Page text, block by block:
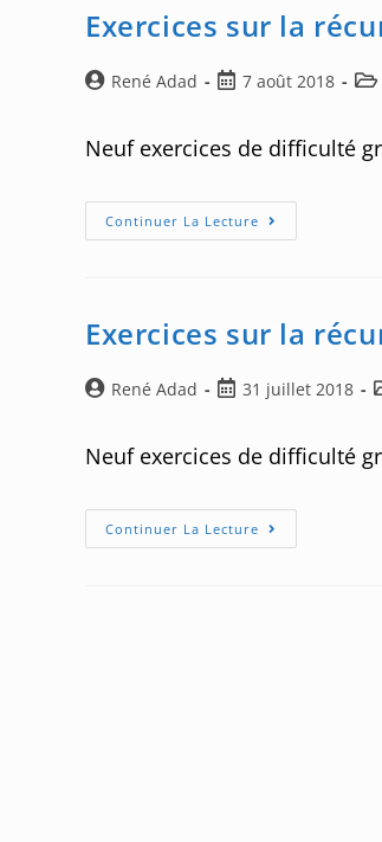
Exercices sur la
Auteur/autrice
publication :
René Adad
Post7 août 2018
Neuf exercices de difficulté
Continuer La Lecture Exercices
Sur
Exercices sur la
Auteur/autrice
publication :
René Adad
Post31 juillet 2018
Neuf exercices de difficulté
Continuer La Lecture Exercices
Sur